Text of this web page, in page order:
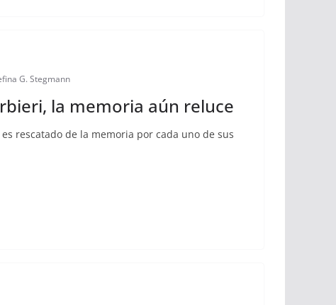
G. Stegmann
la memoria aún reluce
rescatado de la memoria por cada uno de sus